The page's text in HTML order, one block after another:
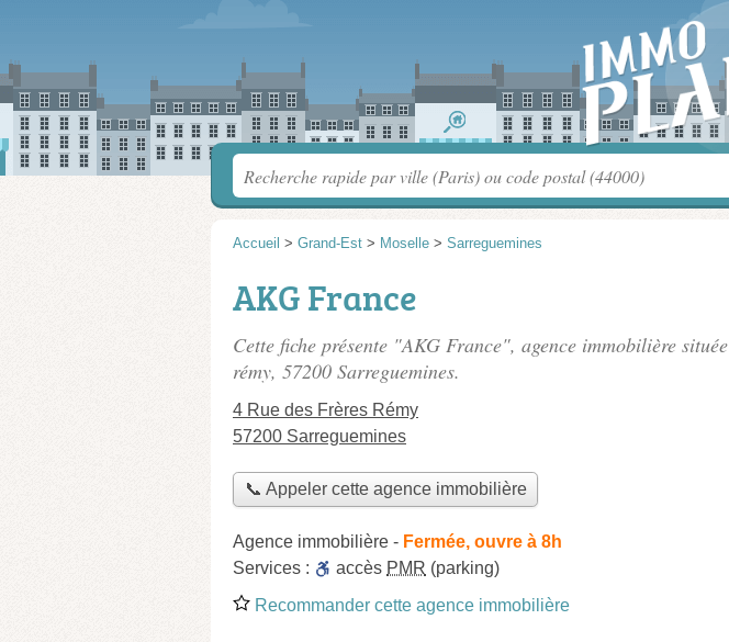
Accueil > Grand-Est > Moselle > Sarreguemines
AKG France
Cette fiche présente "AKG France", agence immobilière située
rémy, 57200 Sarreguemines.
4 Rue des Frères Rémy
57200 Sarreguemines
📞 Appeler cette agence immobilière
Agence immobilière - Fermée, ouvre à 8h
Services :
accès PMR (parking)
Recommander cette agence immobilière